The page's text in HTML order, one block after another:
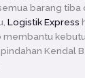
barang tiba
Logistik Express
membantu
Kendal